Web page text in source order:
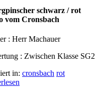
schwarz / rot
vom Cronsbach
: Herr Machauer
: Zwischen Klasse SG2
in: cronsbach rot